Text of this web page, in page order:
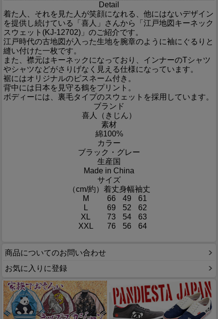
Detail
着た人、それを見た人が笑顔になれる、他にはないデザイン
を提供し続けている「喜人」さんから「江戸地図キーネック
スウェット(KJ-12702)」のご紹介です。
江戸時代の古地図が入った生地を腕章のように袖にぐるりと
縫い付けた一枚です。
また、襟元はキーネックになっており、インナーのTシャツ
やシャツなどがさりげなく見える仕様になっています。
裾にはオリジナルのピスネーム付き。
背中には日本を見守る鶴をプリント。
ボディーには、裏毛タイプのスウェットを採用しています。
ブランド
喜人（きじん）
素材
綿100%
カラー
ブラック・グレー
生産国
Made in China
サイズ
（cm/約） 着丈身幅袖丈
M
66 49
61
L
69 52
62
XL
73 54
63
XXL
76 56 64
商品についてのお問い合わせ
お気に入りに登録